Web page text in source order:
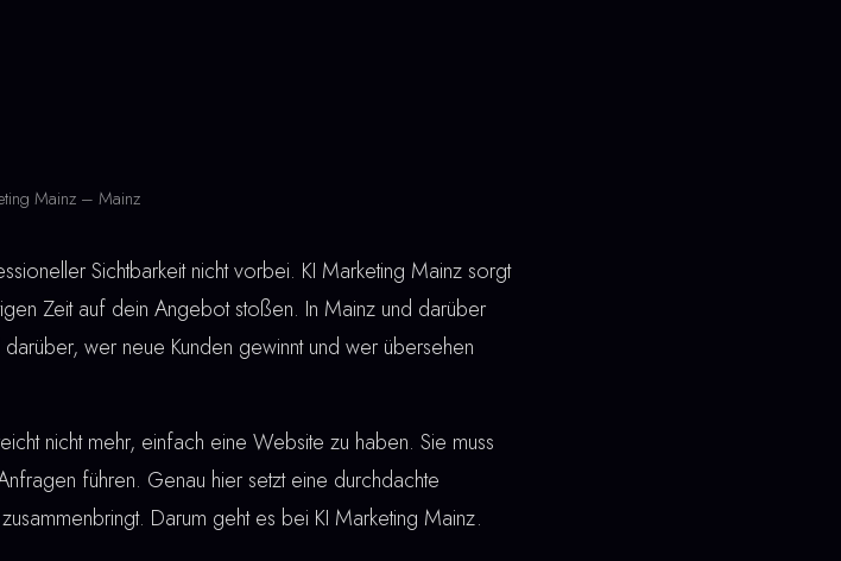
Mainz – Mainz
Sichtbarkeit nicht vorbei. KI Marketing Mainz sorgt
Zeit auf dein Angebot stoßen. In Mainz und darüber
wer neue Kunden gewinnt und wer übersehen
nicht mehr, einfach eine Website zu haben. Sie muss
führen. Genau hier setzt eine durchdachte
Darum geht es bei KI Marketing Mainz.